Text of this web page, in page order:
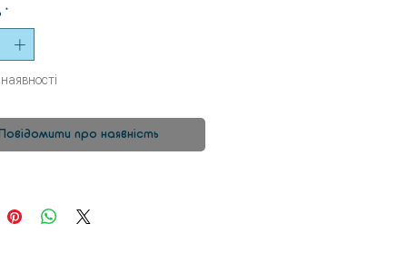
автономної роботи
індикація режимів роботи і
нагрівач блоку
плата управління з
схема розміщення
*
Повідомити про наявність